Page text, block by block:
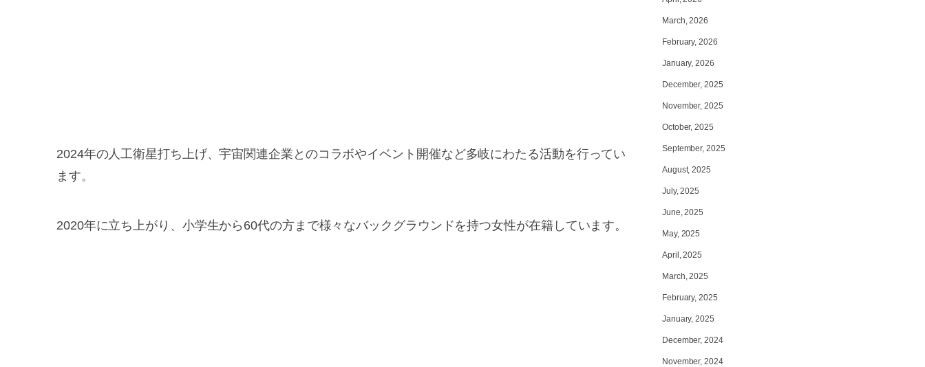
2024年の人工衛星打ち上げ、宇宙関連企業とのコラボやイベント開催など多岐にわたる活動を行ってい
ます。
2020年に立ち上がり、小学生から60代の方まで様々なバックグラウンドを持つ女性が在籍しています。
March, 2026
February, 2026
January, 2026
December, 2025
November, 2025
October, 2025
September, 2025
August, 2025
July, 2025
June, 2025
May, 2025
April, 2025
March, 2025
February, 2025
January, 2025
December, 2024
November, 2024